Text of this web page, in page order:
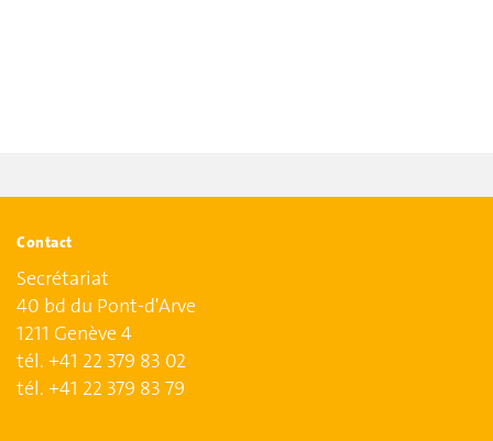
Contact
Secrétariat
40 bd du Pont-d'Arve
1211 Genève 4
tél. +41 22 379 83 02
tél. +41 22 379 83 79